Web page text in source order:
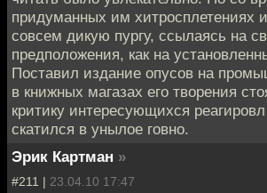
придуманных им хитросплетениях
совсем дикую пургу, ссылаясь на
предположения, как на
Поставил издание опусов на
в книжных магазах его творения
критику интересующихся
скатился в унылое говно.
Эрик Картман »
#211 | 23.04.10 17:47